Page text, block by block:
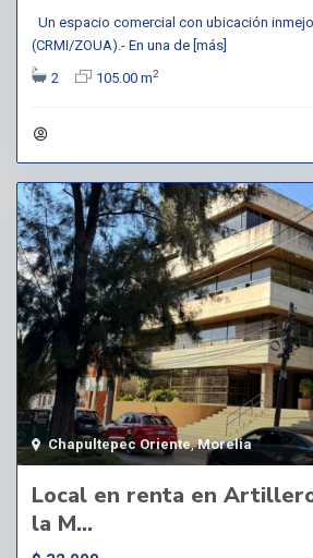
Un espacio comercial con ubicación
(CRMI/ZOUA).- En una de [más]
2
105.00 m2
Chapultepec Oriente,Morelia
Local en renta en
la M...